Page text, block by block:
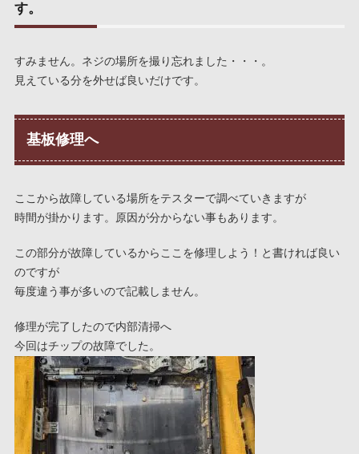
す。
すみません。ネジの場所を撮り忘れました・・・。
見えている分を外せば良いだけです。
基板修理へ
ここから故障している場所をテスターで調べていきますが
時間が掛かります。原因が分からない事もあります。
この部分が故障しているからここを修理しよう！と書ければ良い
のですが
毎度違う事が多いので記載しません。
修理が完了したので内部清掃へ
今回はチップの故障でした。